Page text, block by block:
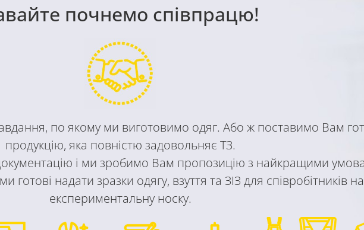
почнемо співпрацю!
по якому ми виготовимо одяг. Або ж поставимо Вам
продукцію, яка повністю задовольняє ТЗ.
і ми зробимо Вам пропозицію з найкращими
надати зразки одягу, взуття та ЗІЗ для співробітників на
експериментальну носку.